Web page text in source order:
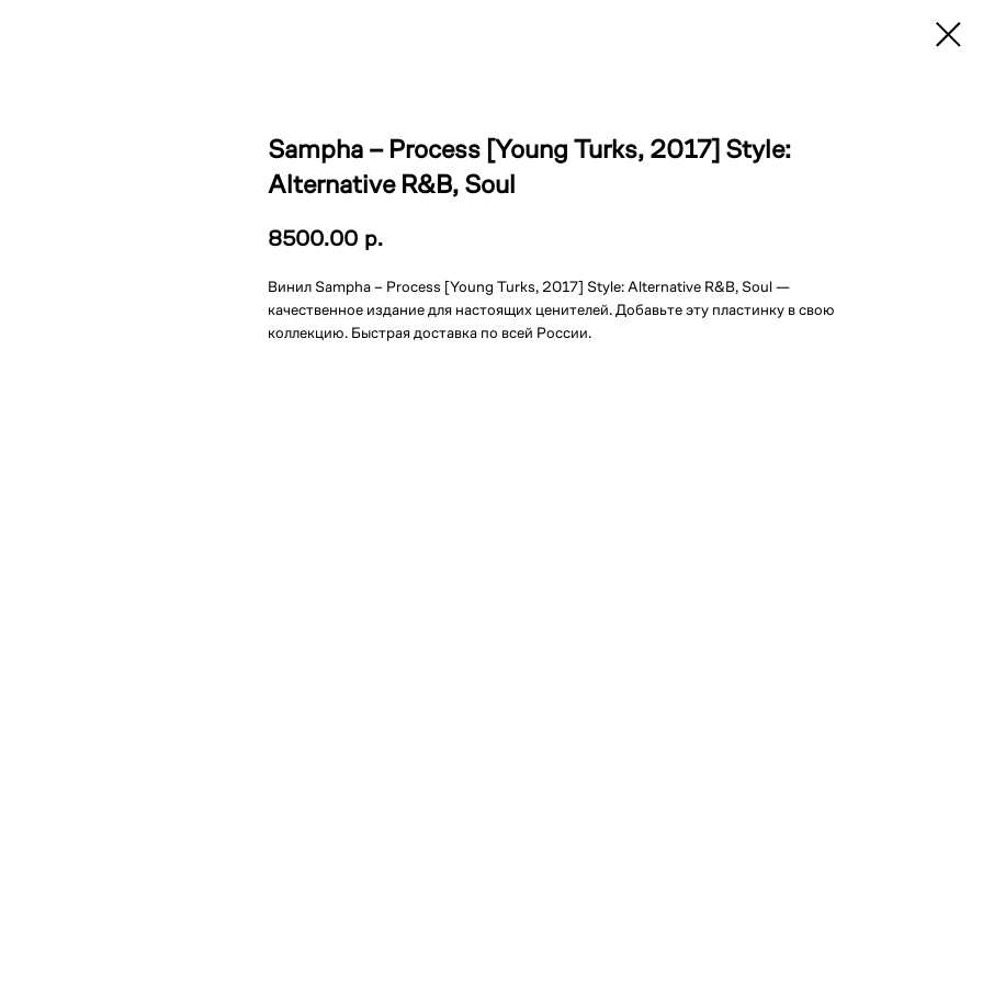
Sampha – Process [Young Turks, 2017] Style:
Alternative R&B, Soul
8500.00 р.
Винил Sampha – Process [Young Turks, 2017] Style: Alternative R&B, Soul —
качественное издание для настоящих ценителей. Добавьте эту пластинку в свою
коллекцию. Быстрая доставка по всей России.